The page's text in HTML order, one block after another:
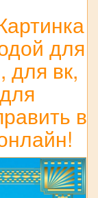
для
для вк,
в